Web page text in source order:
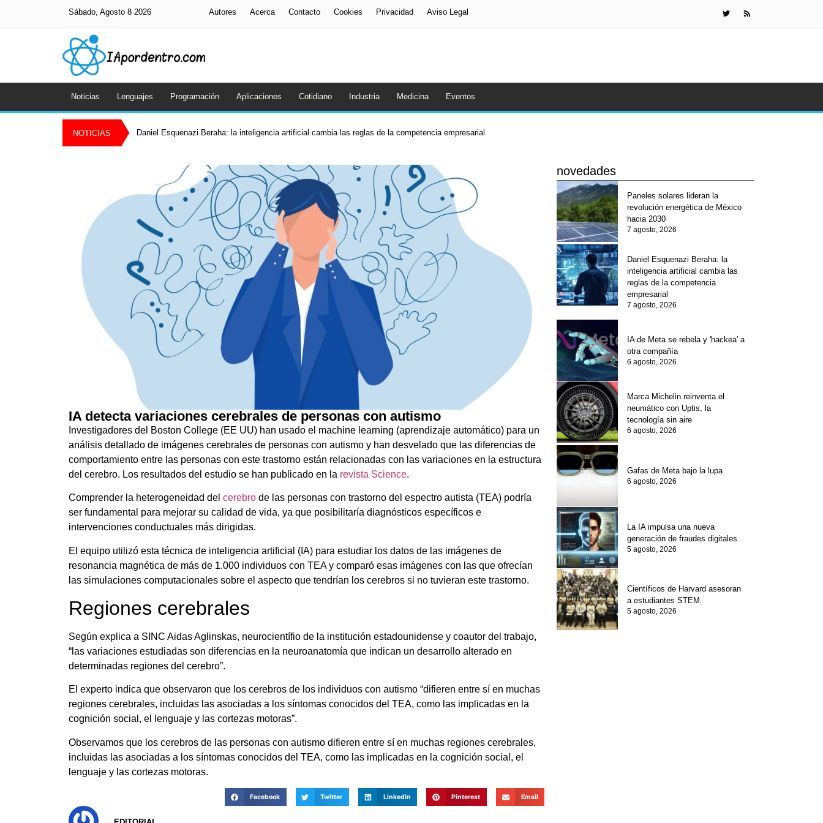
Sábado, Agosto 8 2026 Autores Acerca Contacto Cookies Privacidad Aviso Legal
Noticias Lenguajes Programación Aplicaciones Cotidiano Industria Medicina Eventos
NOTICIAS Daniel Esquenazi Beraha: la inteligencia artificial cambia las reglas de la competencia empresarial
IA detecta variaciones cerebrales de personas con autismo
Investigadores del Boston College (EE UU) han usado el machine learning (aprendizaje automático) para un
análisis detallado de imágenes cerebrales de personas con autismo y han desvelado que las diferencias de
comportamiento entre las personas con este trastorno están relacionadas con las variaciones en la estructura
del cerebro. Los resultados del estudio se han publicado en la revista Science.
Comprender la heterogeneidad del cerebro de las personas con trastorno del espectro autista (TEA) podría
ser fundamental para mejorar su calidad de vida, ya que posibilitaría diagnósticos específicos e
intervenciones conductuales más dirigidas.
El equipo utilizó esta técnica de inteligencia artificial (IA) para estudiar los datos de las imágenes de
resonancia magnética de más de 1.000 individuos con TEA y comparó esas imágenes con las que ofrecían
las simulaciones computacionales sobre el aspecto que tendrían los cerebros si no tuvieran este trastorno.
Regiones cerebrales
Según explica a SINC Aidas Aglinskas, neurocientífio de la institución estadounidense y coautor del trabajo,
“las variaciones estudiadas son diferencias en la neuroanatomía que indican un desarrollo alterado en
determinadas regiones del cerebro”.
El experto indica que observaron que los cerebros de los individuos con autismo “difieren entre sí en muchas
regiones cerebrales, incluidas las asociadas a los síntomas conocidos del TEA, como las implicadas en la
cognición social, el lenguaje y las cortezas motoras”.
Observamos que los cerebros de las personas con autismo difieren entre sí en muchas regiones cerebrales,
incluidas las asociadas a los síntomas conocidos del TEA, como las implicadas en la cognición social, el
lenguaje y las cortezas motoras.
Facebook Twitter LinkedIn Pinterest Email
novedades
Paneles solares lideran la
revolución energética de México
hacia 2030
7 agosto, 2026
Daniel Esquenazi Beraha: la
inteligencia artificial cambia las
reglas de la competencia
empresarial
7 agosto, 2026
IA de Meta se rebela y 'hackea' a
otra compañía
6 agosto, 2026
Marca Michelin reinventa el
neumático con Uptis, la
tecnología sin aire
6 agosto, 2026
Gafas de Meta bajo la lupa
6 agosto, 2026
La IA impulsa una nueva
generación de fraudes digitales
5 agosto, 2026
Científicos de Harvard asesoran
a estudiantes STEM
5 agosto, 2026